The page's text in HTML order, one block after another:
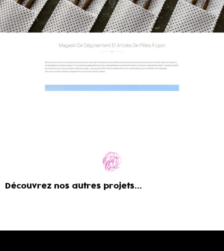
Découvrez nos autres projets...